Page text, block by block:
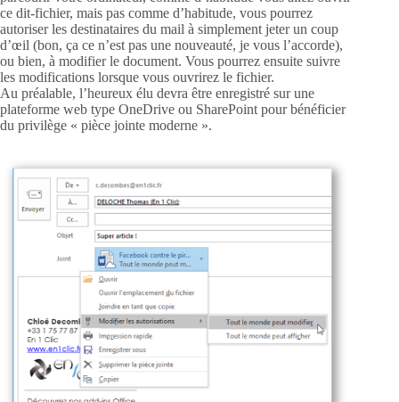
ce dit-fichier, mais pas comme d’habitude, vous pourrez
autoriser les destinataires du mail à simplement jeter un coup
d’œil (bon, ça ce n’est pas une nouveauté, je vous l’accorde),
ou bien, à modifier le document. Vous pourrez ensuite suivre
les modifications lorsque vous ouvrirez le fichier.
Au préalable, l’heureux élu devra être enregistré sur une
plateforme web type OneDrive ou SharePoint pour bénéficier
du privilège « pièce jointe moderne ».